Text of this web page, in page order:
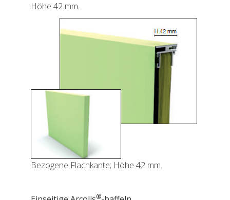
Höhe 42 mm.
Bezogene Flachkante; Höhe 42 mm.
®